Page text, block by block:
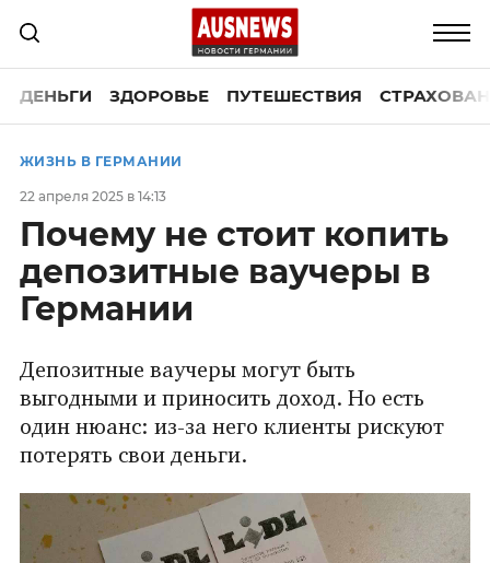
ДЕНЬГИ ЗДОРОВЬЕ ПУТЕШЕСТВИЯ
ЖИЗНЬ В ГЕРМАНИИ
22 апреля 2025 в 14:13
Почему не стоит копить
депозитные ваучеры в
Германии
Депозитные ваучеры могут быть
выгодными и приносить доход. Но есть
один нюанс: из-за него клиенты рискуют
потерять свои деньги.